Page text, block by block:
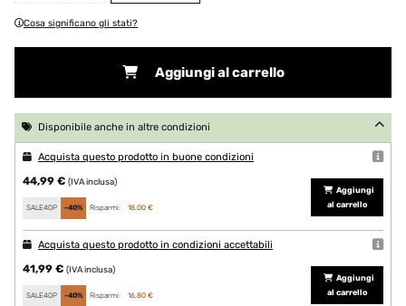
Cosa significano gli stati?
Aggiungi al carrello
Disponibile anche in altre condizioni
Acquista questo prodotto in buone condizioni
44,99 € (IVA inclusa)
SALE40P -40% Risparmi: 18,00 €
Aggiungi
al carrello
Acquista questo prodotto in condizioni accettabili
41,99 € (IVA inclusa)
SALE40P -40% Risparmi: 16,80 €
Aggiungi
al carrello